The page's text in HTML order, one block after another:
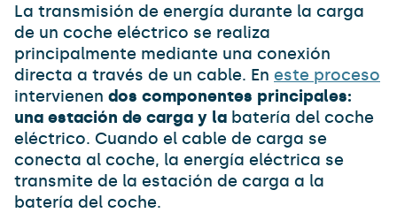
La transmisión de energía durante la carga
de un coche eléctrico se realiza
principalmente mediante una conexión
directa a través de un cable. En este proceso
intervienen dos componentes principales:
una estación de carga y la batería del coche
eléctrico. Cuando el cable de carga se
conecta al coche, la energía eléctrica se
transmite de la estación de carga a la
batería del coche.